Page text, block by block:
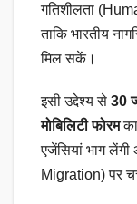
गतिशीलता
ताकि भारतीय
मिल सकें।
इसी उद्देश्य से 30
मोबिलिटी फोरमका
एजेंसियां भाग
Migration) पर